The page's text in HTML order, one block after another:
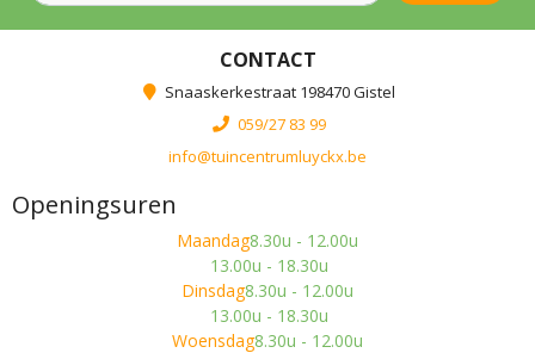
CONTACT
Snaaskerkestraat 198470 Gistel
059/27 83 99
info@tuincentrumluyckx.be
Openingsuren
Maandag8.30u - 12.00u
13.00u - 18.30u
Dinsdag8.30u - 12.00u
13.00u - 18.30u
Woensdag8.30u - 12.00u